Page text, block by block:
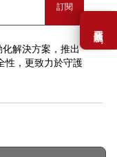
需要幫助嗎？
訂閱
解決方案，推出
性，更致力於守護